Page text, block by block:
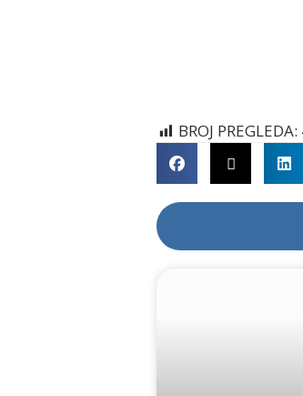
BROJ PREGLEDA: